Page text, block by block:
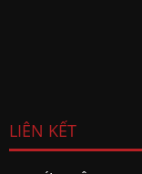
LIÊN KẾT